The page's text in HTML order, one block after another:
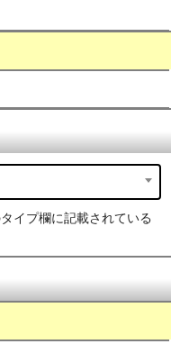
イプ欄に記載されている